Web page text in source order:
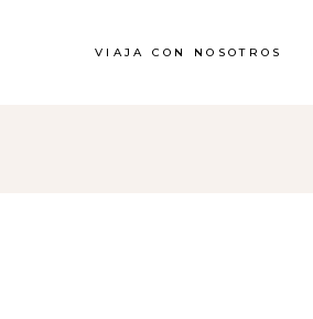
VIAJA CON NOSOTROS